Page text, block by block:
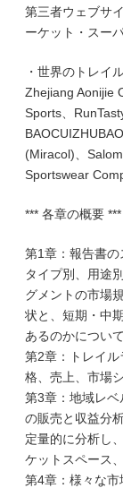
第三者ウェブサ
ーケット・スー
・世界のトレイ
Zhejiang Aonijie
Sports、
(Miracol)、
Sportswear
*** 各章の概要 ***
第1章：報告書
タイプ別、用途
グメントの市場
状と、短期・中
あるのかについ
第2章：トレイ
格、売上、市場
第3章：地域レ
の販売と収益分
定量的に分析し
ケットスペース
第4章：様々な